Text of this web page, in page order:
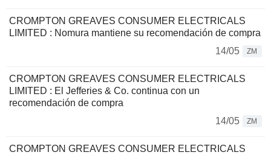
CROMPTON GREAVES CONSUMER ELECTRICALS
LIMITED : Nomura mantiene su recomendación de compra
14/05
ZM
CROMPTON GREAVES CONSUMER ELECTRICALS
LIMITED : El Jefferies & Co. continua con un
recomendación de compra
14/05
ZM
CROMPTON GREAVES CONSUMER ELECTRICALS